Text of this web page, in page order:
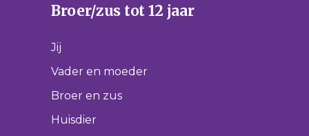
Broer/zus tot 12 jaar
Jij
Vader en moeder
Broer en zus
Huisdier